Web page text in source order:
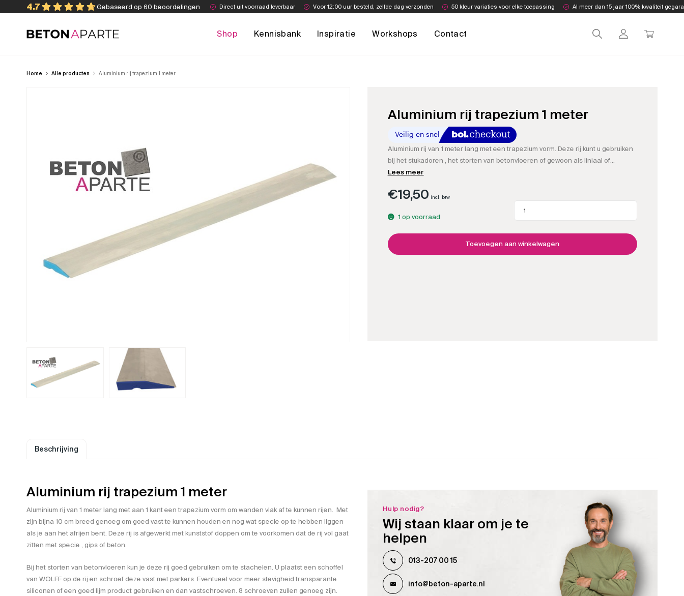
4.7 Gebaseerd op 60 beoordelingen Direct uit voorraad leverbaar Voor 12:00 uur besteld, zelfde dag verzonden 50 kleur variaties voor elke toepassing Al meer dan 15 jaar 100% kwaliteit
Beton Aparte Shop Kennisbank Inspiratie Workshops Contact
Home Alle producten Aluminium rij trapezium 1 meter
Aluminium rij trapezium 1 meter
Aluminium rij van 1 meter lang met een trapezium vorm. Deze rij kunt u gebruiken
bij het stukadoren , het storten van betonvloeren of gewoon als liniaal of
meetapparaat.
Lees meer
€19,50 incl. btw
1 op voorraad
Toevoegen aan winkelwagen
Beschrijving
Aluminium rij trapezium 1 meter
Aluminium rij van 1 meter lang met aan 1 kant een trapezium vorm om wanden vlak af te kunnen rijen. Met
zijn bijna 10 cm breed genoeg om goed vast te kunnen houden en nog wat specie op te hebben liggen
als je aan het afrijen bent. Deze rij is afgewerkt met kunststof doppen om te voorkomen dat de rij vol gaat
zitten met specie , gips of beton.
Bij het storten van betonvloeren kun je deze rij goed gebruiken om te stachelen. U plaatst een schoffel
van WOLFF op de rij en schroef deze vast met parkers. Eventueel voor meer stevigheid transparante
siliconen of een goed lijm product gebruiken en dan vastschroeven. 8 schroeven zullen genoeg zijn.
Hulp nodig?
Wij staan klaar om je te
helpen
013-207 00 15
info@beton-aparte.nl